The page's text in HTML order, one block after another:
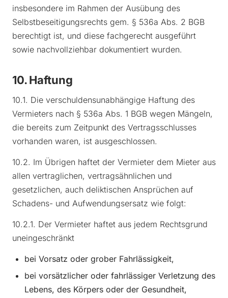
insbesondere im Rahmen der Ausübung des
Selbstbeseitigungsrechts gem. § 536a Abs. 2 BGB
berechtigt ist, und diese fachgerecht ausgeführt
sowie nachvollziehbar dokumentiert wurden.
10. Haftung
10.1. Die verschuldensunabhängige Haftung des
Vermieters nach § 536a Abs. 1 BGB wegen Mängeln,
die bereits zum Zeitpunkt des Vertragsschlusses
vorhanden waren, ist ausgeschlossen.
10.2. Im Übrigen haftet der Vermieter dem Mieter aus
allen vertraglichen, vertragsähnlichen und
gesetzlichen, auch deliktischen Ansprüchen auf
Schadens- und Aufwendungsersatz wie folgt:
10.2.1. Der Vermieter haftet aus jedem Rechtsgrund
uneingeschränkt
bei Vorsatz oder grober Fahrlässigkeit,
bei vorsätzlicher oder fahrlässiger Verletzung des
Lebens, des Körpers oder der Gesundheit,